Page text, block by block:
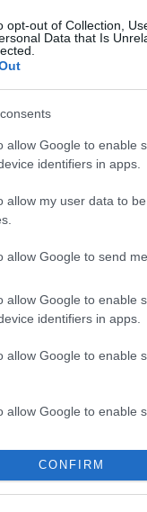
opt-out of Collection,
Data that Is
allow Google to enable
identifiers in apps.
allow my user data to
allow Google to send
allow Google to enable
identifiers in apps.
allow Google to enable
allow Google to enable
allow Google to enable
functionality and
CONFIRM
Premiumon !
legyen a